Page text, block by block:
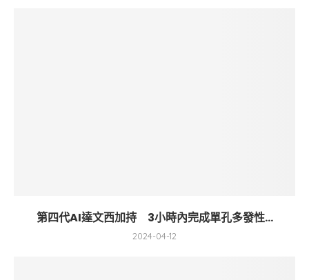
第四代AI達文西加持 3小時內完成單孔多發性...
2024-04-12